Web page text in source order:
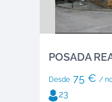
POSADA
Desde75 € /
23